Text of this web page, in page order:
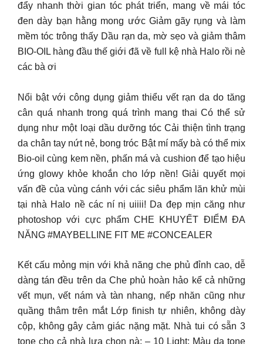
đẩy nhanh thời gian tóc phát triển, mang về mái tóc
đen dày bạn hằng mong ước Giảm gãy rụng và làm
mềm tóc trông thấy Dầu rạn da, mờ sẹo và giảm thâm
BIO-OIL hàng đầu thế giới đã về full kệ nhà Halo rồi nè
các bà ơi
Nổi bật với công dụng giảm thiểu vết rạn da do tăng
cân quá nhanh trong quá trình mang thai Có thể sử
dụng như một loại dầu dưỡng tóc Cải thiện tình trạng
da chân tay nứt nẻ, bong tróc Bật mí mấy bà có thể mix
Bio-oil cùng kem nền, phấn má và cushion để tạo hiệu
ứng glowy khỏe khoắn cho lớp nền! Giải quyết mọi
vấn đề của vùng cánh với các siêu phẩm lăn khử mùi
tại nhà Halo nề các ní nị uiiii! Da đẹp mịn căng như
photoshop với cực phẩm CHE KHUYẾT ĐIỂM ĐA
NĂNG #MAYBELLINE FIT ME #CONCEALER
Kết cấu mỏng mịn với khả năng che phủ đỉnh cao, dễ
dàng tán đều trên da Che phủ hoàn hảo kể cả những
vết mụn, vết nám và tàn nhang, nếp nhăn cũng như
quầng thâm trên mắt Lớp finish tự nhiên, không dày
cộp, không gây cảm giác nặng mặt. Nhà tui có sẵn 3
tone cho cả nhà lựa chọn nà: – 10 Light: Màu da tone